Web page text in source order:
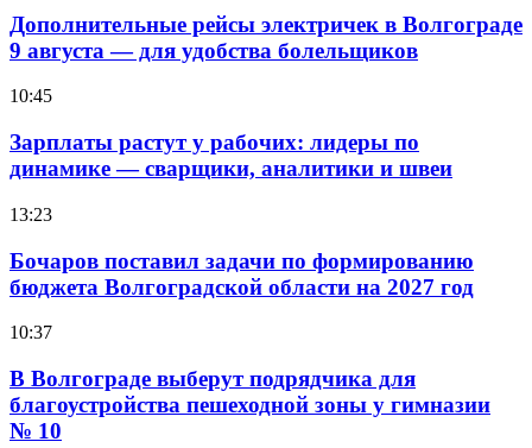
Дополнительные рейсы электричек в Волгограде
9 августа — для удобства болельщиков
10:45
Зарплаты растут у рабочих: лидеры по
динамике — сварщики, аналитики и швеи
13:23
Бочаров поставил задачи по формированию
бюджета Волгоградской области на 2027 год
10:37
В Волгограде выберут подрядчика для
благоустройства пешеходной зоны у гимназии
№ 10